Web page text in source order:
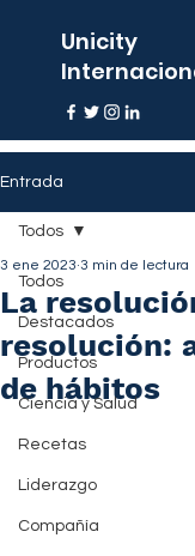
Unicity
Entrada
Todos
Destacados
Productos
Ciencia y Salud
Recetas
Liderazgo
Compañía
Todos
La
resolución:
de hábitos
3 ene 2023 3 min de lectura